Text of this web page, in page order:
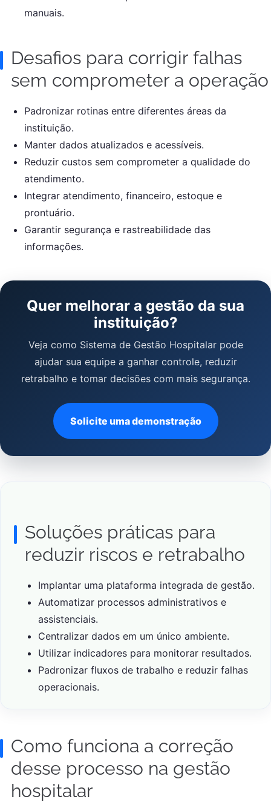
manuais.
Desafios para corrigir falhas
sem comprometer a operação
Padronizar rotinas entre diferentes áreas da
instituição.
Manter dados atualizados e acessíveis.
Reduzir custos sem comprometer a qualidade do
atendimento.
Integrar atendimento, financeiro, estoque e
prontuário.
Garantir segurança e rastreabilidade das
informações.
Quer melhorar a gestão da sua
instituição?
Veja como Sistema de Gestão Hospitalar pode
ajudar sua equipe a ganhar controle, reduzir
retrabalho e tomar decisões com mais segurança.
Solicite uma demonstração
Soluções práticas para
reduzir riscos e retrabalho
Implantar uma plataforma integrada de gestão.
Automatizar processos administrativos e
assistenciais.
Centralizar dados em um único ambiente.
Utilizar indicadores para monitorar resultados.
Padronizar fluxos de trabalho e reduzir falhas
operacionais.
Como funciona a correção
desse processo na gestão
hospitalar